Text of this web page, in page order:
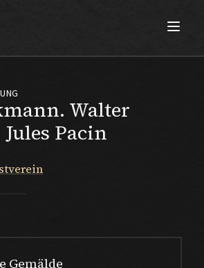
Walter
Pacin
Gemälde